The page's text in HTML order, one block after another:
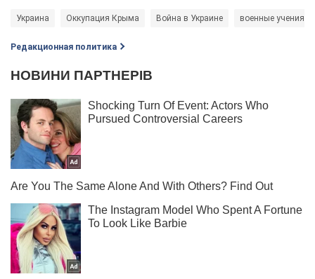
Украина Оккупация Крыма Война в Украине военные учения
Редакционная политика